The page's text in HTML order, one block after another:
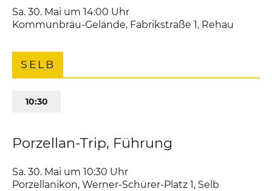
Sa. 30. Mai um 14:00 Uhr
Kommunbräu-Gelände, Fabrikstraße 1 Rehau
SELB
10:30
Porzellan-Trip, Führung
Sa. 30. Mai um 10:30 Uhr
Porzellanikon,Werner-Schürer-Platz 1 Selb